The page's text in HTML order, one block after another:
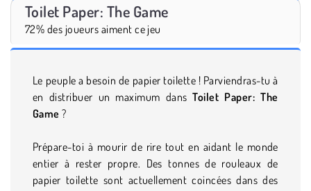
Toilet Paper: The Game
72% des joueurs aiment ce jeu
Le peuple a besoin de papier toilette ! Parviendras-tu à
en distribuer un maximum dansToilet Paper: The
Game ?
Prépare-toi à mourir de rire tout en aidant le monde
entier à rester propre. Des tonnes de rouleaux de
papier toilette sont actuellement coincées dans des